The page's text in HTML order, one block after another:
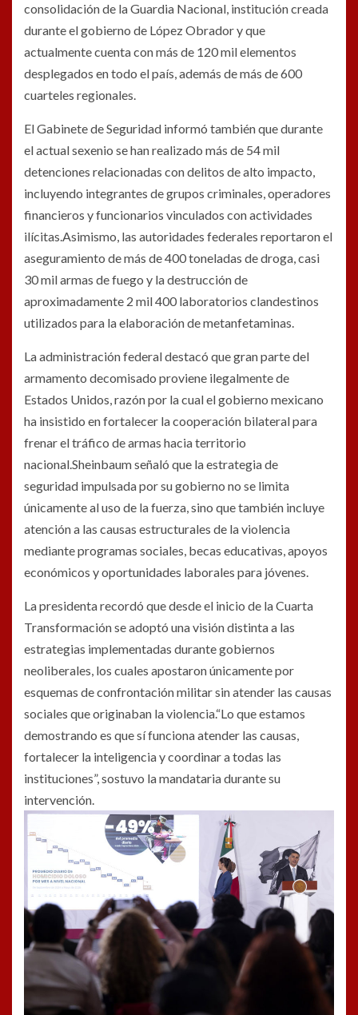
consolidación de la Guardia Nacional, institución creada
durante el gobierno de López Obrador y que
actualmente cuenta con más de 120 mil elementos
desplegados en todo el país, además de más de 600
cuarteles regionales.
El Gabinete de Seguridad informó también que durante
el actual sexenio se han realizado más de 54 mil
detenciones relacionadas con delitos de alto impacto,
incluyendo integrantes de grupos criminales, operadores
financieros y funcionarios vinculados con actividades
ilícitas.Asimismo, las autoridades federales reportaron el
aseguramiento de más de 400 toneladas de droga, casi
30 mil armas de fuego y la destrucción de
aproximadamente 2 mil 400 laboratorios clandestinos
utilizados para la elaboración de metanfetaminas.
La administración federal destacó que gran parte del
armamento decomisado proviene ilegalmente de
Estados Unidos, razón por la cual el gobierno mexicano
ha insistido en fortalecer la cooperación bilateral para
frenar el tráfico de armas hacia territorio
nacional.Sheinbaum señaló que la estrategia de
seguridad impulsada por su gobierno no se limita
únicamente al uso de la fuerza, sino que también incluye
atención a las causas estructurales de la violencia
mediante programas sociales, becas educativas, apoyos
económicos y oportunidades laborales para jóvenes.
La presidenta recordó que desde el inicio de la Cuarta
Transformación se adoptó una visión distinta a las
estrategias implementadas durante gobiernos
neoliberales, los cuales apostaron únicamente por
esquemas de confrontación militar sin atender las causas
sociales que originaban la violencia.“Lo que estamos
demostrando es que sí funciona atender las causas,
fortalecer la inteligencia y coordinar a todas las
instituciones”, sostuvo la mandataria durante su
intervención.